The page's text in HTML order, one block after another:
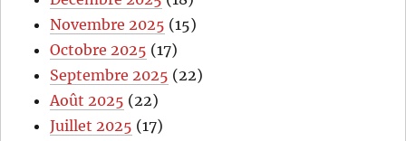
Novembre 2025 (15)
Octobre 2025 (17)
Septembre 2025 (22)
Août 2025 (22)
Juillet 2025 (17)